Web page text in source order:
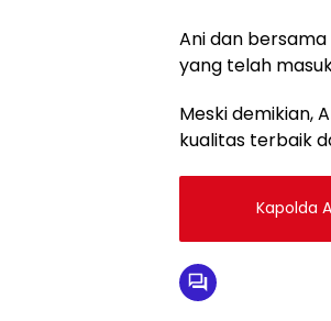
Ani dan
yang telah
Meski demikian,
kualitas terbaik
Kapolda